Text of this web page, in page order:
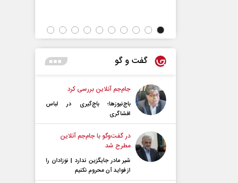
گفت و گو
جام‌جم آنلاین بررسی کرد
باج‌نیوزها؛ باج‌گیری در لباس
افشاگری
در گفت‌و‌گو با جام‌جم آنلاین
مطرح شد
شیر مادر جایگزین ندارد | نوزادان را
از فواید آن محروم نکنیم